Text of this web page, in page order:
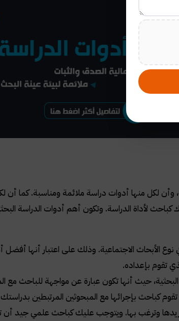
وأن لكل منها أدوات دراسة ملائمة ومناسبة. كما
لأداة الدراسة. وتكون أهم أدوات الدراسة
نوع الأبحاث الاجتماعية. وذلك على اعتبار أنها أفضل
تقوم بإعداده.
حيث أنها تكون عبارة عن مواجهة للباحث
كباحث بإجرائها مع المبحوثين المرتبطين
تريدها وترغب بها. ويتوجب عليك كباحث علمي جيد أن